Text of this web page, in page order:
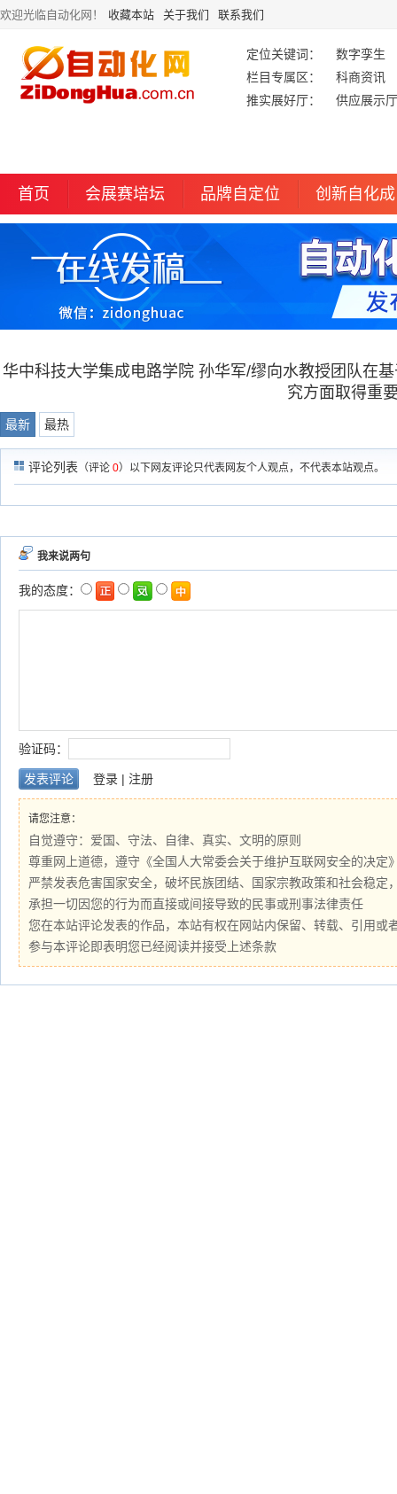
欢迎光临自动化网！ 收藏本站 关于我们 联系我们
定位关键词：
数字孪生
栏目专属区：
科商资讯
推实展好厅：
供应展示厅
首页 会展赛培坛 品牌自定位 创新自化成
华中科技大学集成电路学院 孙华军/缪向水教授团队在
究方面取得重
最新 最热
评论列表 （评论 0）以下网友评论只代表网友个人观点，不代表本站观点。
我来说两句
我的态度：
验证码：
登录 | 注册
请您注意：
自觉遵守：爱国、守法、自律、真实、文明的原则
尊重网上道德，遵守《全国人大常委会关于维护互联网安全的决定
严禁发表危害国家安全，破坏民族团结、国家宗教政策和社会稳定
承担一切因您的行为而直接或间接导致的民事或刑事法律责任
您在本站评论发表的作品，本站有权在网站内保留、转载、引用或
参与本评论即表明您已经阅读并接受上述条款